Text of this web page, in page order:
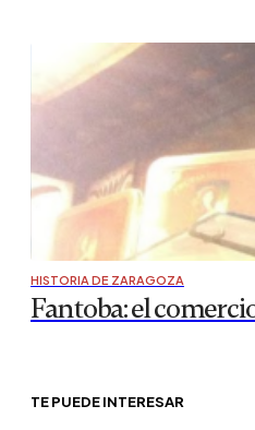
HISTORIA DE ZARAGOZA
Fantoba: el
TE PUEDE INTERESAR